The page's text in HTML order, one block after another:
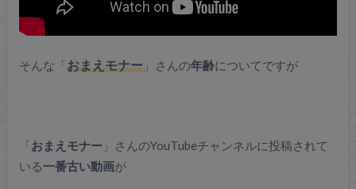
そんな「おまえモナー」さんの年齢についてですが
「おまえモナー 」さんのYouTubeチャンネルに投稿されて
いる一番古い動画が